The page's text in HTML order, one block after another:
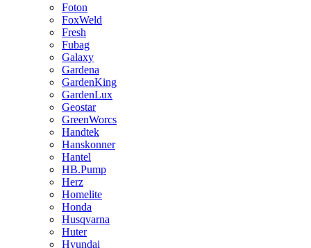
Foton
FoxWeld
Fresh
Fubag
Galaxy
Gardena
GardenKing
GardenLux
Geostar
GreenWorcs
Handtek
Hanskonner
Hantel
HB.Pump
Herz
Homelite
Honda
Husqvarna
Huter
Hyundai